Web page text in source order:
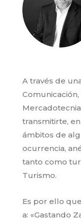
A través de
transmitirte,
ámbitos de
ocurrencia,
tanto como
Turismo.
Es por ello
a: «Gastando